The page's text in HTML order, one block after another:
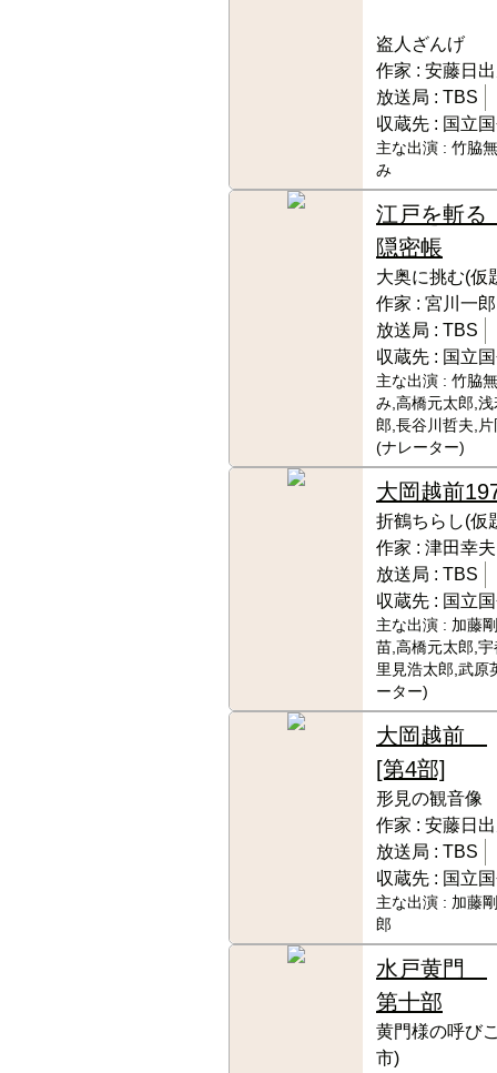
盗人ざんげ
作家 : 安藤日
放送局 : TBS
収蔵先 : 国立
主な出演 : 竹脇
み
江戸を斬
隠密帳
大奥に挑む(仮
作家 : 宮川一郎
放送局 : TBS
収蔵先 : 国立
主な出演 : 竹脇
み,高橋元太郎,
郎,長谷川哲夫,
(ナレーター)
大岡越前
折鶴ちらし(仮
作家 : 津田幸夫
放送局 : TBS
収蔵先 : 国立
主な出演 : 加藤
苗,高橋元太郎,
里見浩太郎,武原
ーター)
大岡越前
[第4部]
形見の観音像
作家 : 安藤日
放送局 : TBS
収蔵先 : 国立
主な出演 : 加藤
郎
水戸黄門
第十部
黄門様の呼び
市)